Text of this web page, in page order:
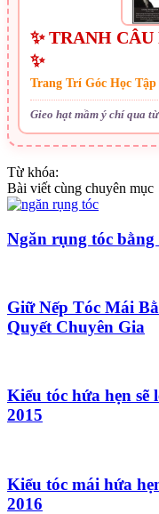
✨ TRANH
✨
Trang Trí Góc Học
Gieo hạt mầm ý chí qua
Từ khóa:
Bài viết cùng chuyên mục
Ngăn rụng tóc
Giữ Nếp Tóc Mái
Quyết Chuyên Gia
Kiểu tóc hứa hẹn
2015
Kiểu tóc mái hứa
2016